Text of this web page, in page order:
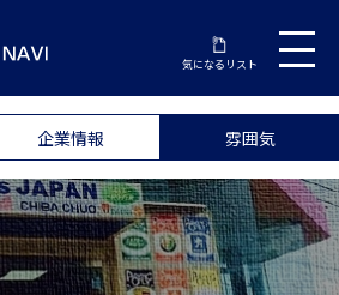
気になるリスト
企業情報 雰囲気